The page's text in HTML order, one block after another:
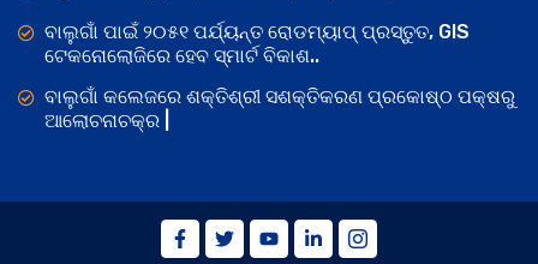
ବାଲୁଗାଁ ପାଇଁ ୨୦୫୧ ପର୍ଯ୍ୟନ୍ତ ରୋଡମ୍ୟାପ୍ ପ୍ରସ୍ତୁତ, GIS
ଟେକନୋଲୋଜିରେ ହେବ ସ୍ମାର୍ଟ ବିକାଶ..
ବାଲୁଗାଁ କଲେଜରେ ଶକ୍ତିଶ୍ରୀ ସଶକ୍ତିକରଣ ପ୍ରକୋଷ୍ଠ ପକ୍ଷରୁ
ଆଲୋଚନାଚକ୍ର |